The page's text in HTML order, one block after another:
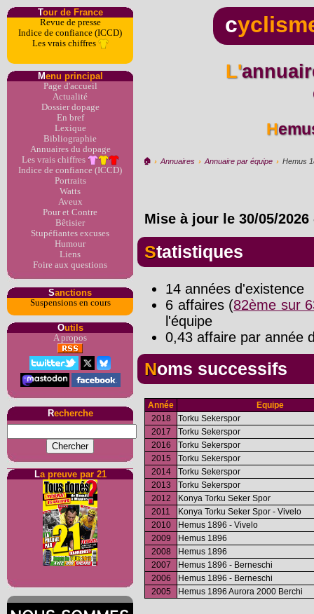
Tour de France
Revue de presse
Indice de confiance (ICCD)
Les vrais chiffres
Menu principal
Page d'accueil
Actualité
Dossier dopage
En bref
Lexique
Bibliographie
Annuaires du dopage
Les vrais chiffres
Indice de confiance (ICCD)
Portraits
Watts
Aveux
Pour et Contre
Bêtisier
Stupéfiantes excuses
Humour
Liens
Foire aux questions
Sanctions
Suspensions en cours
Outils
A propos
Recherche
La preuve par 21
c
L'annuaire du dopage par
🏠︎ › Annuaires › Annuaire par équipe › Hemus
Mise à jour le 30/05/2026
Statistiques
14 années d'existence
6 affaires (82ème sur
l'équipe
0,43 affaire par année
Noms successifs
Année
Equipe
2018
Torku Sekerspor
2017
Torku Sekerspor
2016
Torku Sekerspor
2015
Torku Sekerspor
2014
Torku Sekerspor
2013
Torku Sekerspor
2012
Konya Torku Seker Spor
2011
Konya Torku Seker Spor - Vivelo
2010
Hemus 1896 - Vivelo
2009
Hemus 1896
2008
Hemus 1896
2007
Hemus 1896 - Berneschi
2006
Hemus 1896 - Berneschi
2005
Hemus 1896 Aurora 2000 Berchi